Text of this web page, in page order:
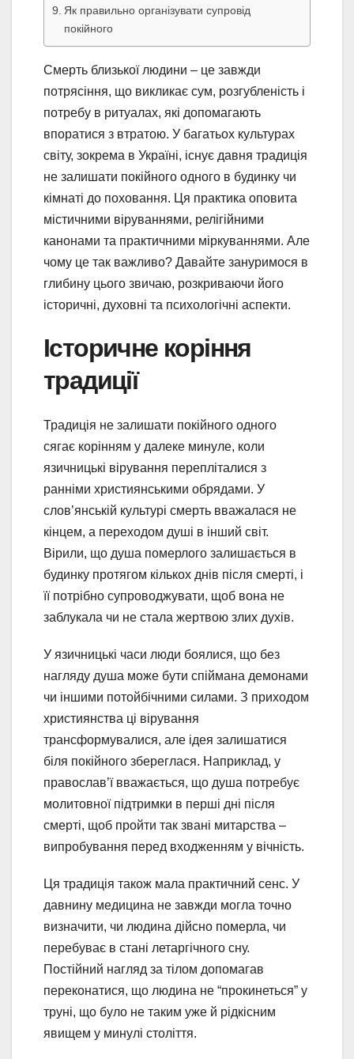
Як правильно організувати супровід
покійного
Смерть близької людини – це завжди
потрясіння, що викликає сум, розгубленість і
потребу в ритуалах, які допомагають
впоратися з втратою. У багатьох культурах
світу, зокрема в Україні, існує давня традиція
не залишати покійного одного в будинку чи
кімнаті до поховання. Ця практика оповита
містичними віруваннями, релігійними
канонами та практичними міркуваннями. Але
чому це так важливо? Давайте зануримося в
глибину цього звичаю, розкриваючи його
історичні, духовні та психологічні аспекти.
Історичне коріння
традиції
Традиція не залишати покійного одного
сягає корінням у далеке минуле, коли
язичницькі вірування перепліталися з
ранніми християнськими обрядами. У
слов’янській культурі смерть вважалася не
кінцем, а переходом душі в інший світ.
Вірили, що душа померлого залишається в
будинку протягом кількох днів після смерті, і
її потрібно супроводжувати, щоб вона не
заблукала чи не стала жертвою злих духів.
У язичницькі часи люди боялися, що без
нагляду душа може бути спіймана демонами
чи іншими потойбічними силами. З приходом
християнства ці вірування
трансформувалися, але ідея залишатися
біля покійного збереглася. Наприклад, у
православ’ї вважається, що душа потребує
молитовної підтримки в перші дні після
смерті, щоб пройти так звані митарства –
випробування перед входженням у вічність.
Ця традиція також мала практичний сенс. У
давнину медицина не завжди могла точно
визначити, чи людина дійсно померла, чи
перебуває в стані летаргічного сну.
Постійний нагляд за тілом допомагав
переконатися, що людина не “прокинеться” у
труні, що було не таким уже й рідкісним
явищем у минулі століття.